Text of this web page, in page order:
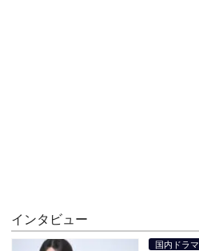
インタビュー
国内ドラマ